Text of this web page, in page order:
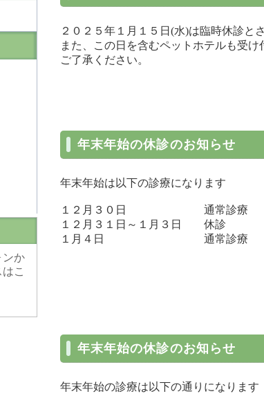
２０２５年１月１５日(水)は臨時休診と
また、この日を含むペットホテルも受
ご了承ください。
年末年始の休診のお知らせ
年末年始は以下の診療になります
１２月３０日 通常診療
１２月３１日～１月３日 休診
１月４日 通常診療
年末年始の休診のお知らせ
年末年始の診療は以下の通りになります
ンか
こ